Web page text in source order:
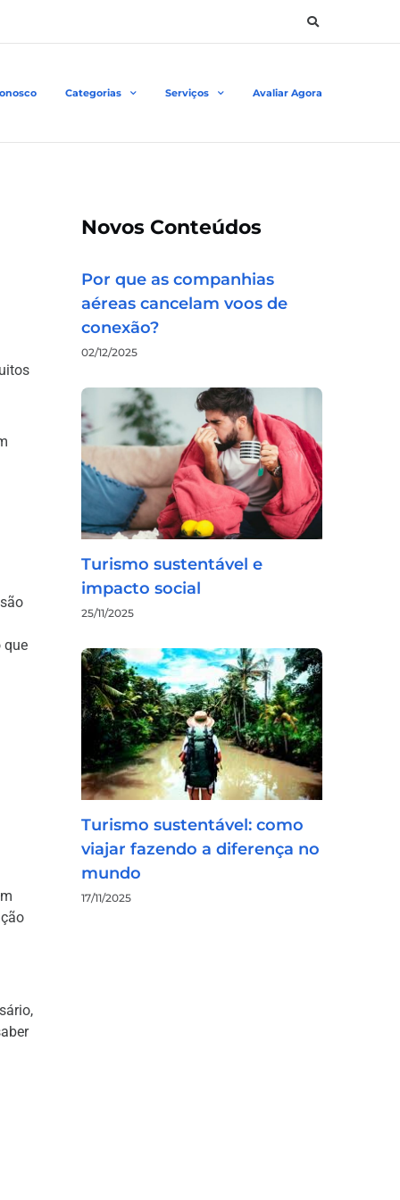
Categorias Serviços Avaliar Agora
que
Novos Conteúdos
Por que as companhias
aéreas cancelam voos de
conexão?
02/12/2025
Turismo sustentável e
impacto social
25/11/2025
Turismo sustentável: como
viajar fazendo a diferença no
mundo
17/11/2025